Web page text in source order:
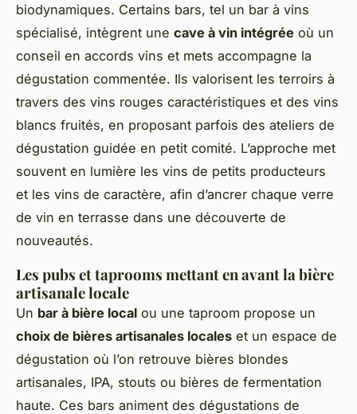
biodynamiques. Certains bars, tel un bar à vins
spécialisé, intègrent une cave à vin intégrée où un
conseil en accords vins et mets accompagne la
dégustation commentée. Ils valorisent les terroirs à
travers des vins rouges caractéristiques et des vins
blancs fruités, en proposant parfois des ateliers de
dégustation guidée en petit comité. L’approche met
souvent en lumière les vins de petits producteurs
et les vins de caractère, afin d’ancrer chaque verre
de vin en terrasse dans une découverte de
nouveautés.
Les pubs et taprooms mettant en avant la bière
artisanale locale
Un bar à bière local ou une taproom propose un
choix de bières artisanales locales et un espace de
dégustation où l’on retrouve bières blondes
artisanales, IPA, stouts ou bières de fermentation
haute. Ces bars animent des dégustations de